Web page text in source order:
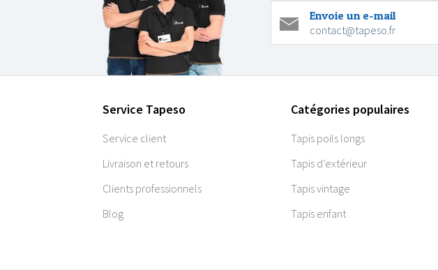
Envoie un e-mail
contact@tapeso.fr
Service Tapeso
Service client
Livraison et retours
Clients professionnels
Blog
Catégories populaires
Tapis poils longs
Tapis d’extérieur
Tapis vintage
Tapis enfant